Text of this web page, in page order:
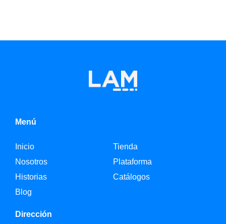
Menú
Inicio
Nosotros
Historias
Blog
Tienda
Plataforma
Catálogos
Dirección